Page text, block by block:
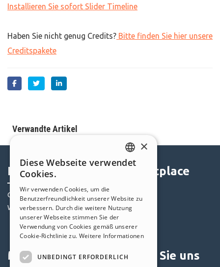
Installieren Sie sofort Slider Timeline
Haben Sie nicht genug Credits? Bitte finden Sie hier unsere
Creditspakete
Verwandte Artikel
Help Center
Community
Websites von Nutzern
Marketplace
Templates
Objekte
Angebote
Mein Profil Folgen Sie uns
ENGLISH
GERMAN
SPANISH
PORTUGUESE
×
Diese Webseite verwendet
Cookies.
Wir verwenden Cookies, um die
Benutzerfreundlichkeit unserer Website zu
verbessern. Durch die weitere Nutzung
unserer Webseite stimmen Sie der
Verwendung von Cookies gemäß unserer
Cookie-Richtlinie zu. Weitere Informationen
UNBEDINGT ERFORDERLICH